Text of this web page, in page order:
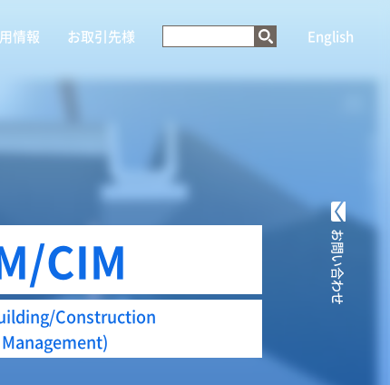
情報 お取引先様 English
CIM
Construction
お問い合わせ